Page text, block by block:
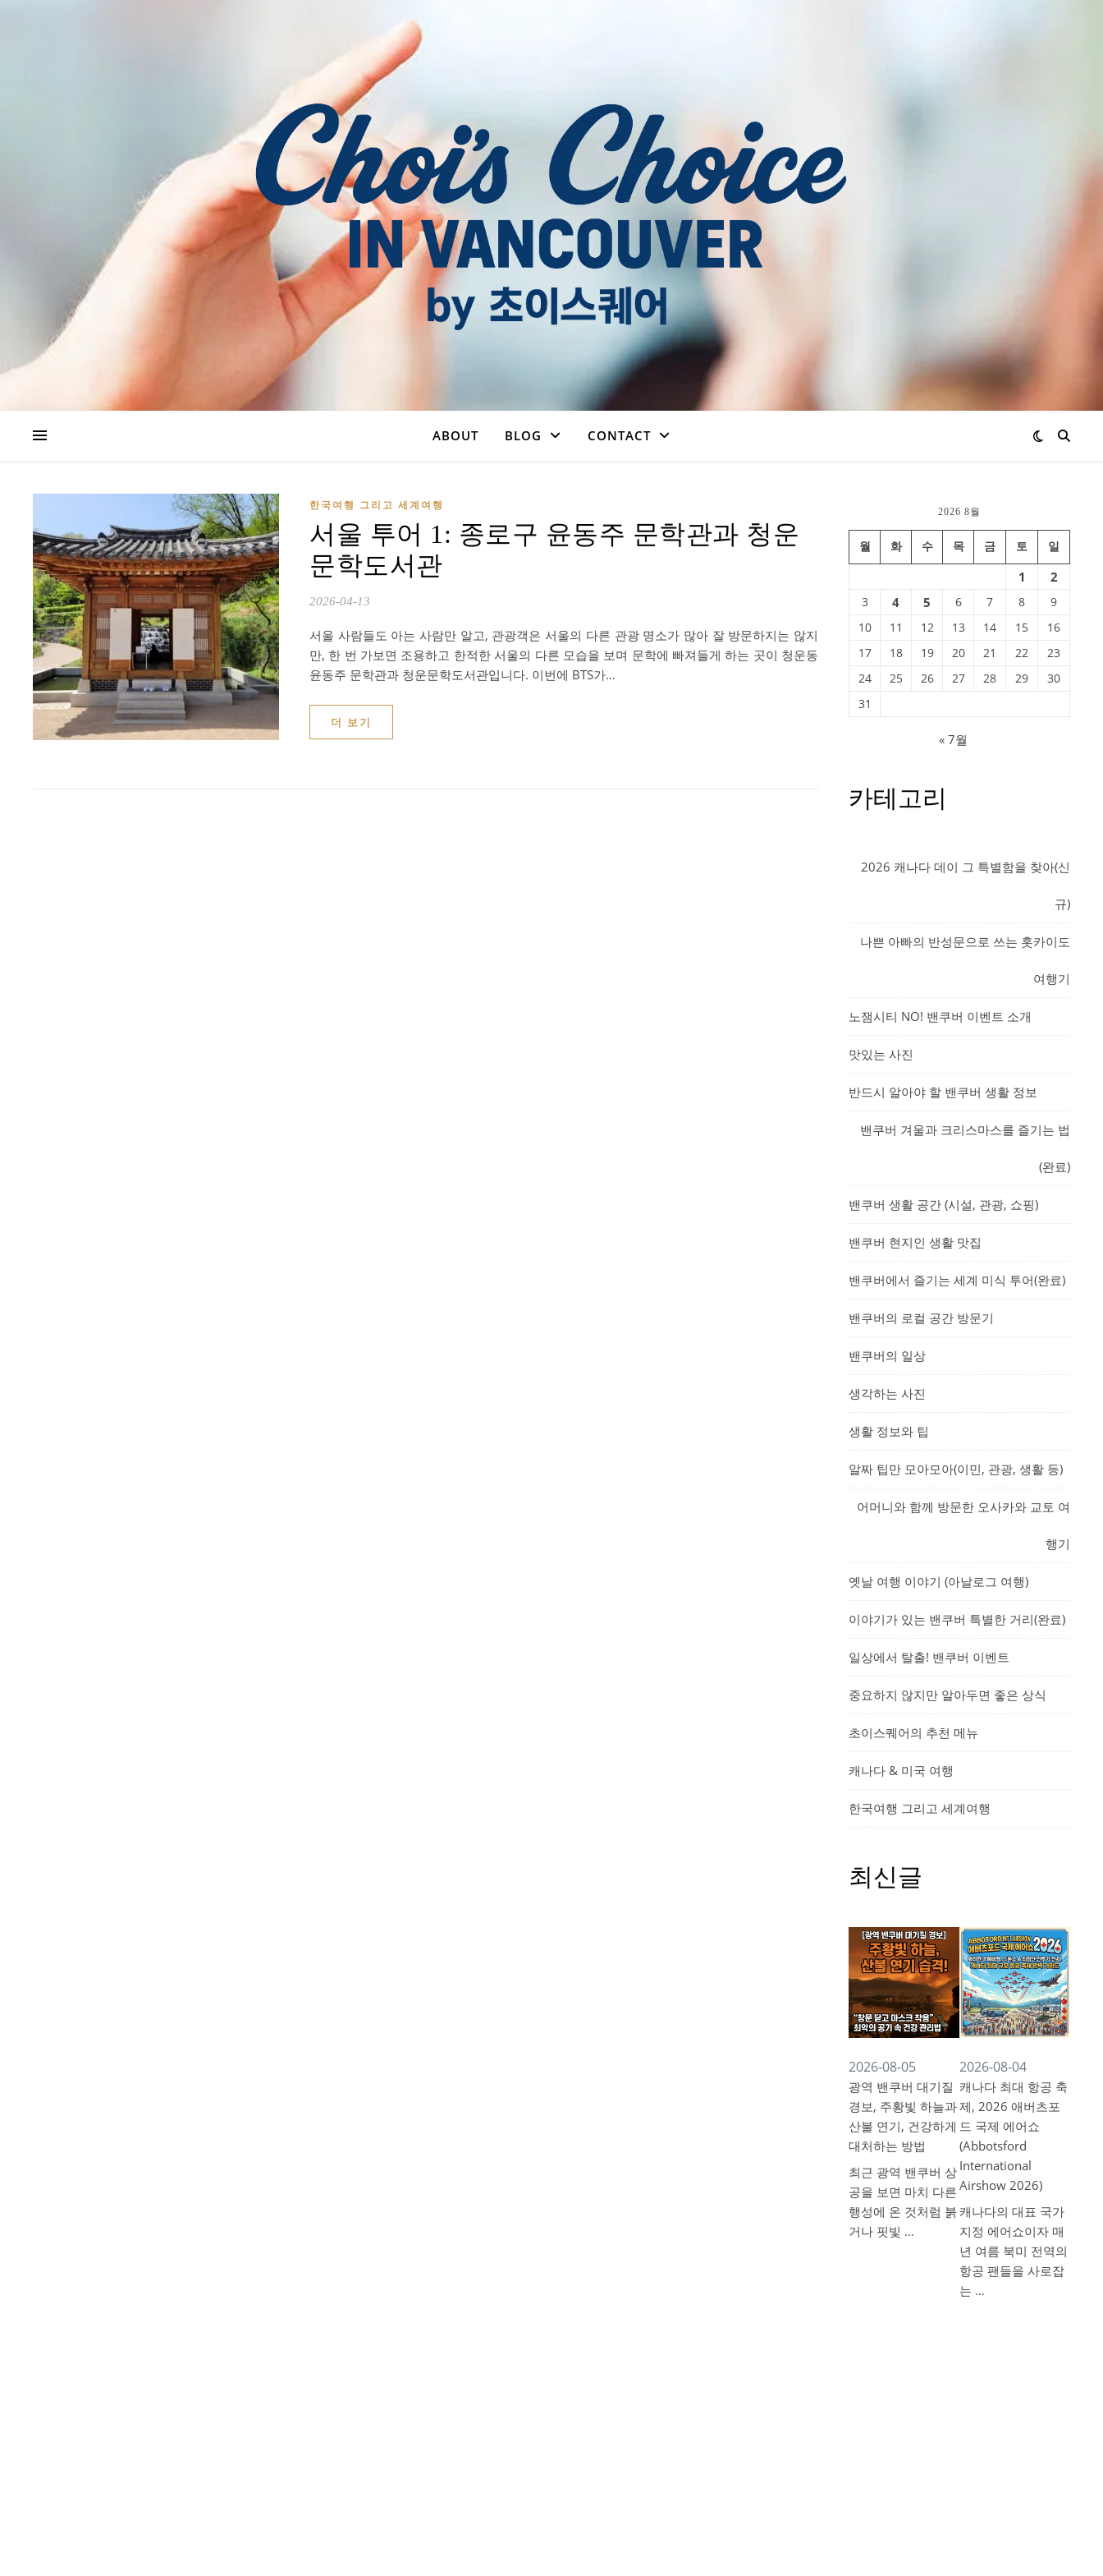
ABOUT BLOG CONTACT
한국여행 그리고 세계여행
서울 투어 1: 종로구 윤동주 문학관과 청운
문학도서관
2026-04-13
서울 사람들도 아는 사람만 알고, 관광객은 서울의 다른 관광 명소가 많아 잘 방문하지는 않지
만, 한 번 가보면 조용하고 한적한 서울의 다른 모습을 보며 문학에 빠져들게 하는 곳이 청운동
윤동주 문학관과 청운문학도서관입니다. 이번에 BTS가…
더 보기
2026 8월
월 화 수 목 금 토 일
1 2
3 4 5 6 7 8
9
10
11 12 13 14 15
16
17
18 19 20 21 22
23
24
25 26 27 28 29
30
31
« 7월
카테고리
2026 캐나다 데이 그 특별함을 찾아(신
규)
나쁜 아빠의 반성문으로 쓰는 홋카이도
여행기
노잼시티 NO! 밴쿠버 이벤트 소개
맛있는 사진
반드시 알아야 할 밴쿠버 생활 정보
밴쿠버 겨울과 크리스마스를 즐기는 법
(완료)
밴쿠버 생활 공간 (시설, 관광, 쇼핑)
밴쿠버 현지인 생활 맛집
밴쿠버에서 즐기는 세계 미식 투어(완료)
밴쿠버의 로컬 공간 방문기
밴쿠버의 일상
생각하는 사진
생활 정보와 팁
알짜 팁만 모아모아(이민, 관광, 생활 등)
어머니와 함께 방문한 오사카와 교토 여
행기
옛날 여행 이야기 (아날로그 여행)
이야기가 있는 밴쿠버 특별한 거리(완료)
일상에서 탈출! 밴쿠버 이벤트
중요하지 않지만 알아두면 좋은 상식
초이스퀘어의 추천 메뉴
캐나다 & 미국 여행
한국여행 그리고 세계여행
최신글
2026-08-05
광역 밴쿠버 대기질
경보, 주황빛 하늘과
산불 연기, 건강하게
대처하는 방법
최근 광역 밴쿠버 상
공을 보면 마치 다른
행성에 온 것처럼 붉
거나 핏빛 …
2026-08-04
캐나다 최대 항공 축
제, 2026 애버츠포
드 국제 에어쇼
(Abbotsford
International
Airshow 2026)
캐나다의 대표 국가
지정 에어쇼이자 매
년 여름 북미 전역의
항공 팬들을 사로잡
는 …